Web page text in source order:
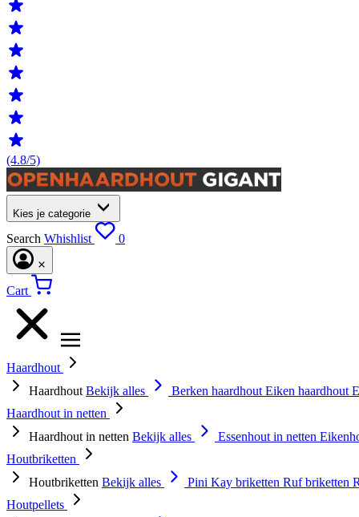
(4.8/5)
Kies je categorie
Search Whishlist 0
Cart
Haardhout
Haardhout Bekijk alles Berken haardhout Eiken haardhout
Haardhout in netten
Haardhout in netten Bekijk alles Essenhout in netten
Houtbriketten
Houtbriketten Bekijk alles Pini Kay briketten Ruf briketten
Houtpellets